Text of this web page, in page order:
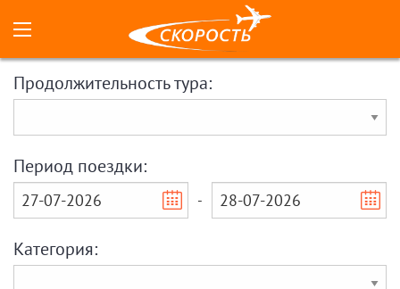
Продолжительность тура:
Период поездки:
-
Категория: